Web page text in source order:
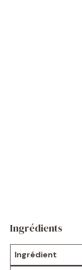
Ingrédients
Ingrédient